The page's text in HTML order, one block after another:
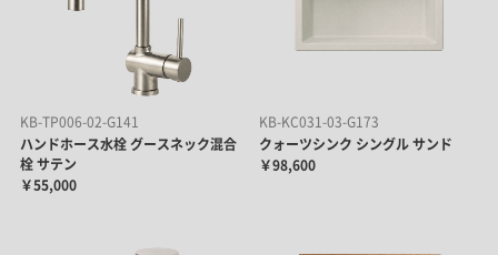
KB-TP006-02-G141
ハンドホース水栓 グースネック混合
栓 サテン
￥55,000
KB-KC031-03-G173
クォーツシンク シングル サンド
￥98,600